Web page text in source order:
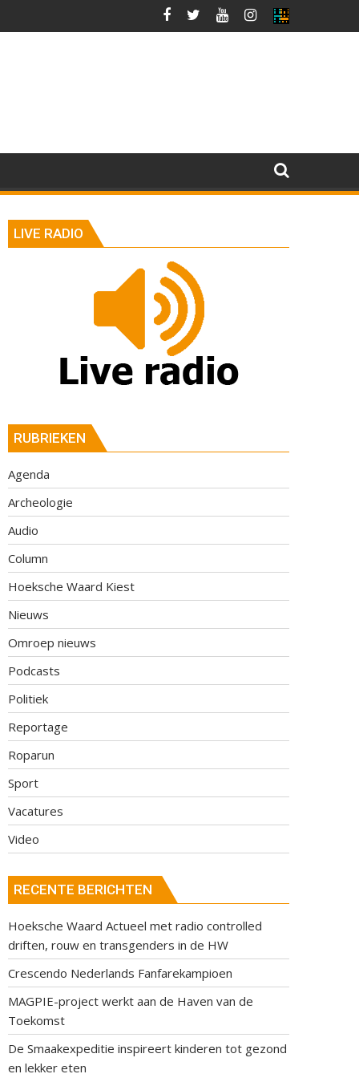
LIVE RADIO
RUBRIEKEN
Agenda
Archeologie
Audio
Column
Hoeksche Waard Kiest
Nieuws
Omroep nieuws
Podcasts
Politiek
Reportage
Roparun
Sport
Vacatures
Video
RECENTE BERICHTEN
Hoeksche Waard Actueel met radio controlled
driften, rouw en transgenders in de HW
Crescendo Nederlands Fanfarekampioen
MAGPIE-project werkt aan de Haven van de
Toekomst
De Smaakexpeditie inspireert kinderen tot gezond
en lekker eten